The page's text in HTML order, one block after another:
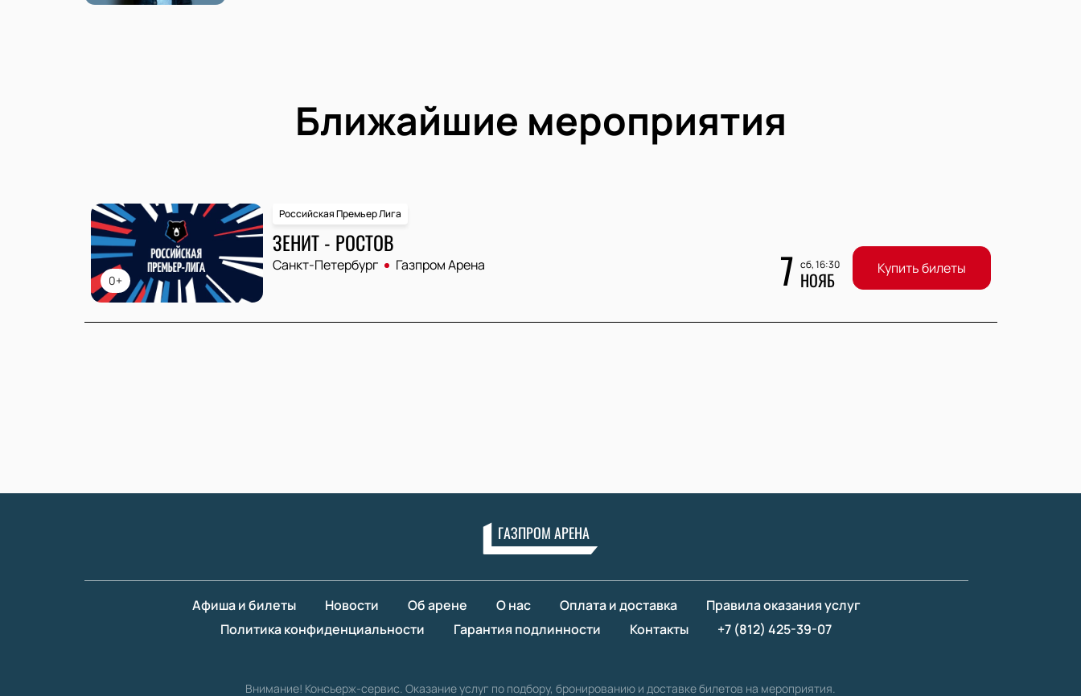
Ближайшие мероприятия
0+
Российская Премьер Лига
ЗЕНИТ - РОСТОВ
Санкт-Петербург Газпром Арена 7 сб, 16:30
НОЯБ Купить билеты
ГАЗПРОМ АРЕНА
Афиша и билеты Новости Об арене О нас Оплата и доставка
Правила оказания услуг
Политика конфиденциальности
Гарантия подлинности Контакты +7 (812) 425-39-07
Внимание! Консьерж-сервис. Оказание услуг по подбору, бронированию и доставке билетов на мероприятия.